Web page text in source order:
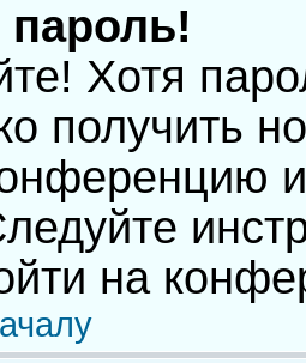
Хотя
получить
на